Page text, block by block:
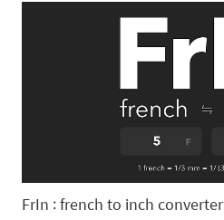
FrIn : french to inch converter